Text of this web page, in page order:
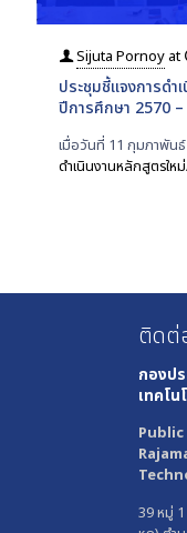
Sijuta Pornoy at
ประชุมชี้แจงการด
ปีการศึกษา 2570 –
เมื่อวันที่ 11 กุมภาพัน
ดำเนินงานหลักสูตรใ
ติดต่
กองป
เทคโ
39 หมู่